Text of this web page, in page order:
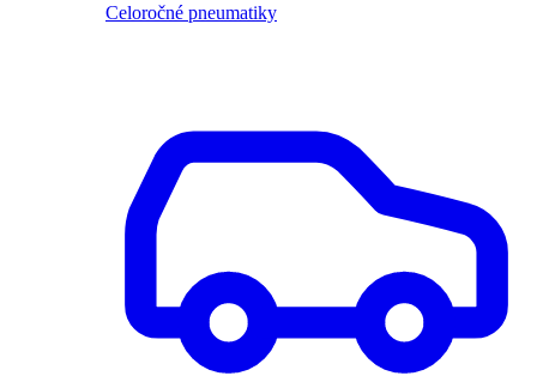
Celoročné pneumatiky